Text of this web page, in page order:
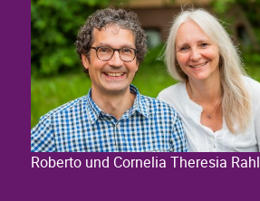
Roberto und Cornelia Theresia Rahl